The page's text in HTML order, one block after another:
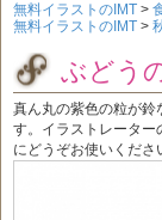
無料イラストのIMT >
無料イラストのIMT >
ぶどう
真ん丸の紫色の粒が鈴
す。イラストレーター
にどうぞお使いくださ